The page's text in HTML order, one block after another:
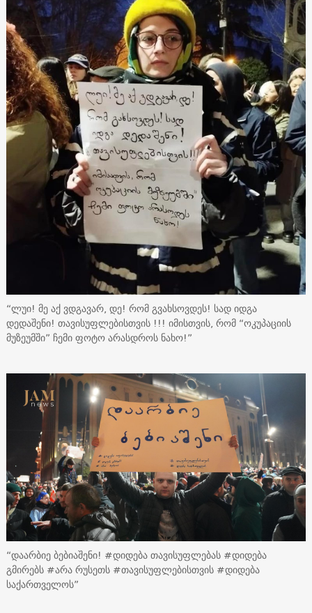
“ლუი! მე აქ ვდგავარ, დე! რომ გვახსოვდეს! სად იდგა
დედაშენი! თავისუფლებისთვის !!! იმისთვის, რომ “ოკუპაციის
მუზეუმში” ჩემი ფოტო არასდროს ნახო!”
“დაარბიე ბებიაშენი! #დიდება თავისუფლებას #დიდება
გმირებს #არა რუსეთს #თავისუფლებისთვის #დიდება
საქართველოს”